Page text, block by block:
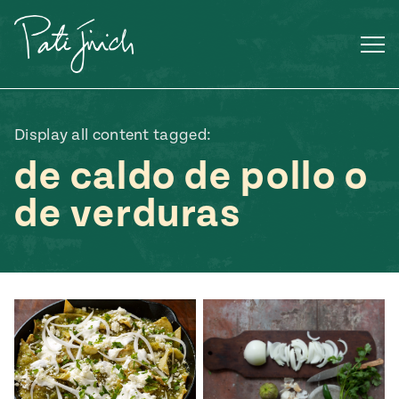
contenido
Display all content tagged:
de caldo de pollo o
de verduras